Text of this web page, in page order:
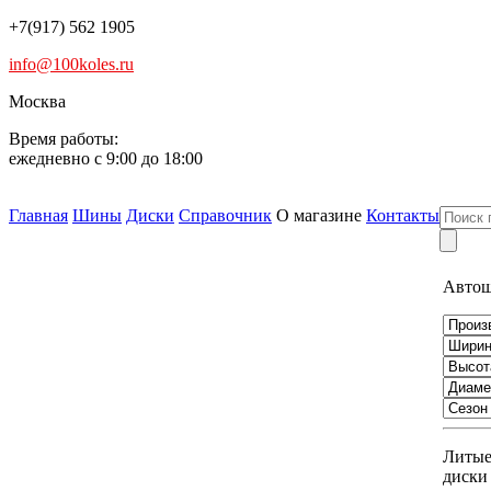
+7(917) 562 1905
info@100koles.ru
Москва
Время работы:
ежедневно с 9:00 до 18:00
Главная Шины Диски Справочник О магазине Контакты
Литые
диски